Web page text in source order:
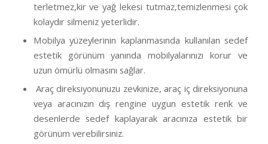
terletmez,kir ve yağ lekesi tutmaz,temizlenmesi çok
kolaydır silmeniz yeterlidir.
Mobilya yüzeylerinin kaplanmasında kullanılan sedef
estetik görünüm yanında mobilyalarınızı korur ve
uzun ömürlü olmasını sağlar.
Araç direksiyonunuzu zevkinize, araç iç direksiyonuna
veya aracınızın dış rengine uygun estetik renk ve
desenlerde sedef kaplayarak aracınıza estetik bir
görünüm verebilirsiniz.